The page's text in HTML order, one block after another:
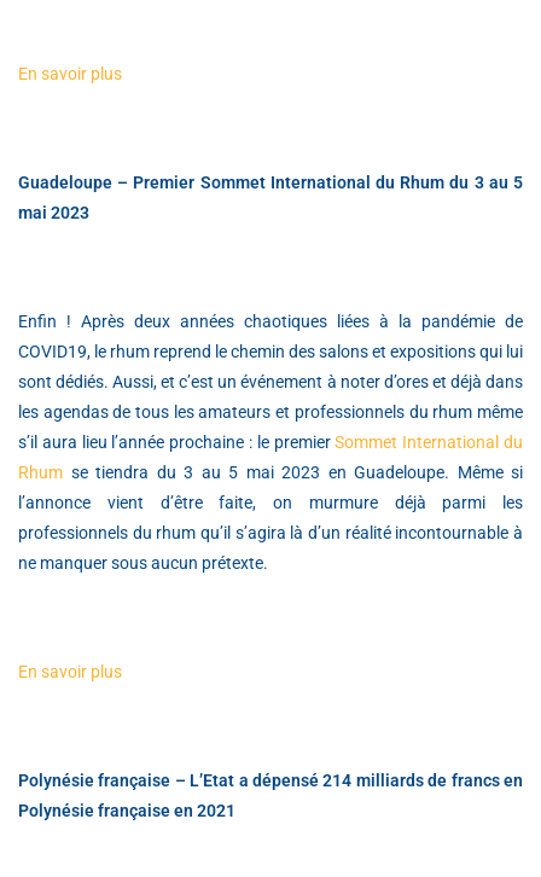
En savoir plus
Guadeloupe – Premier Sommet International du Rhum du 3 au 5
mai 2023
Enfin ! Après deux années chaotiques liées à la pandémie de
COVID19, le rhum reprend le chemin des salons et expositions qui lui
sont dédiés. Aussi, et c’est un événement à noter d’ores et déjà dans
les agendas de tous les amateurs et professionnels du rhum même
s’il aura lieu l’année prochaine : le premierSommet International du
Rhum se tiendra du 3 au 5 mai 2023 en Guadeloupe. Même si
l’annonce vient d’être faite, on murmure déjà parmi les
professionnels du rhum qu’il s’agira là d’un réalité incontournable à
ne manquer sous aucun prétexte.
En savoir plus
Polynésie française – L’Etat a dépensé 214 milliards de francs en
Polynésie française en 2021